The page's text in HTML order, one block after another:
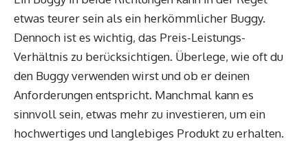
etwas teurer sein als ein herkömmlicher Buggy.
Dennoch ist es wichtig, das Preis-Leistungs-
Verhältnis zu berücksichtigen. Überlege, wie oft du
den Buggy verwenden wirst und ob er deinen
Anforderungen entspricht. Manchmal kann es
sinnvoll sein, etwas mehr zu investieren, um ein
hochwertiges und langlebiges Produkt zu erhalten.